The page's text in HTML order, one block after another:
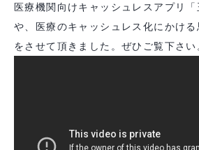
医療機関向けキャッシュレスアプリ
や、医療のキャッシュレス化にかけ
をさせて頂きました。ぜひご覧下さい